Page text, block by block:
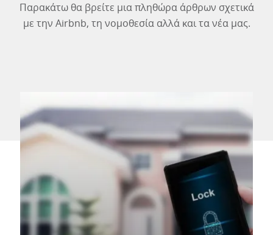
Παρακάτω θα βρείτε μια πληθώρα άρθρων σχετικά
με την Airbnb, τη νομοθεσία αλλά και τα νέα μας.